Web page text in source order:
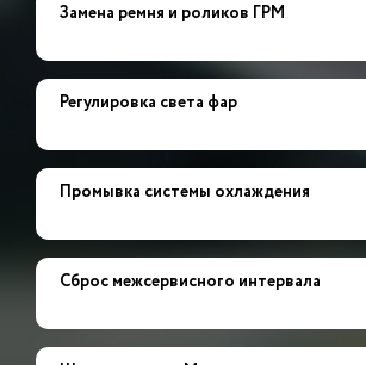
Замена ремня и роликов ГРМ
Регулировка света фар
Промывка системы охлаждения
Сброс межсервисного интервала